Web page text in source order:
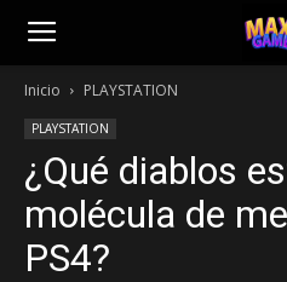
Inicio PLAYSTATION
PLAYSTATION
¿Qué diablos
molécula de
PS4?